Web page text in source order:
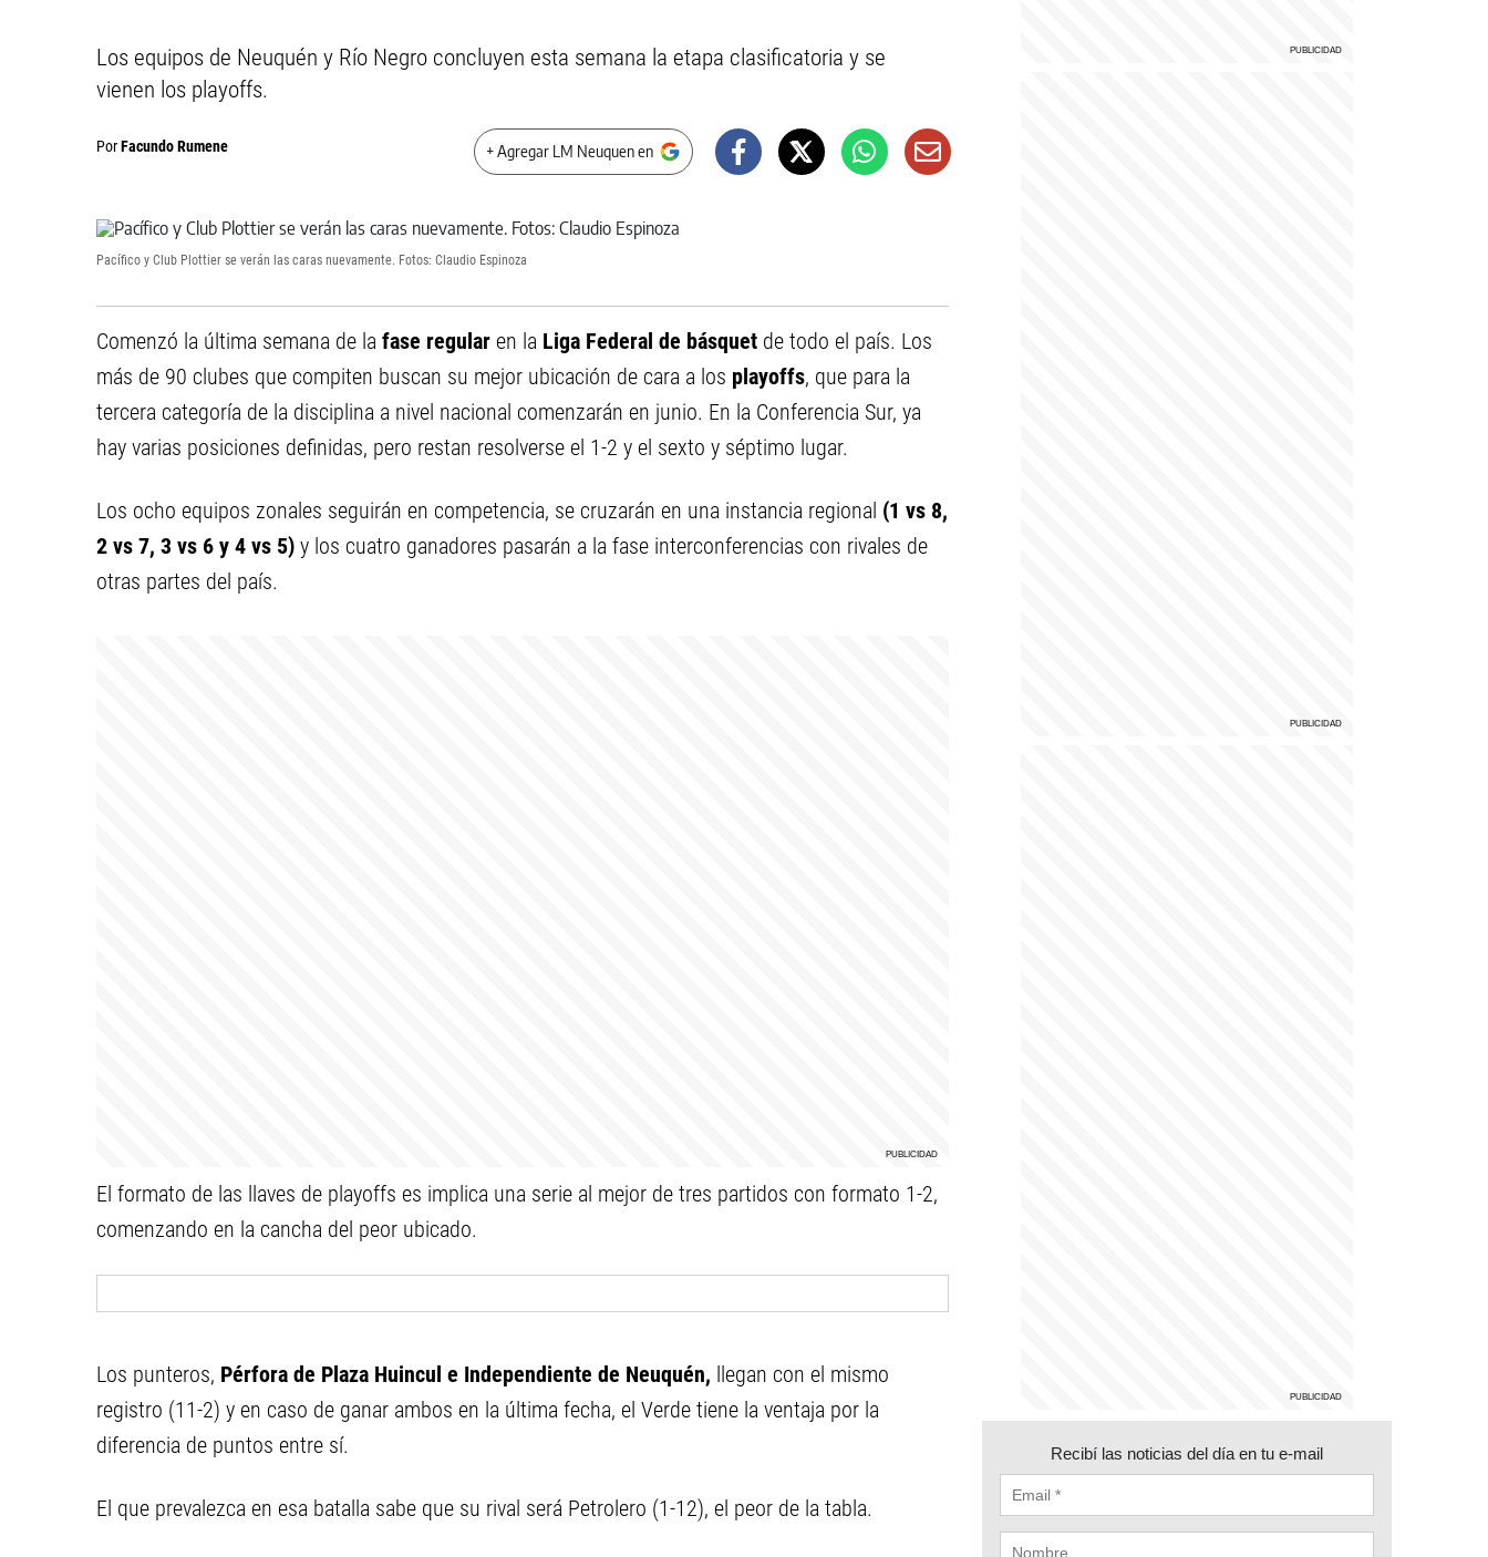
Los equipos de Neuquén y Río Negro concluyen esta semana la etapa clasificatoria y se
vienen los playoffs.
PorFacundo Rumene + Agregar LM Neuquen en
Pacífico y Club Plottier se verán las caras nuevamente. Fotos: Claudio Espinoza
Comenzó la última semana de la fase regular en la Liga Federal de básquet de todo el país. Los
más de 90 clubes que compiten buscan su mejor ubicación de cara a los playoffs, que para la
tercera categoría de la disciplina a nivel nacional comenzarán en junio. En la Conferencia Sur, ya
hay varias posiciones definidas, pero restan resolverse el 1-2 y el sexto y séptimo lugar.
Los ocho equipos zonales seguirán en competencia, se cruzarán en una instancia regional (1 vs 8,
2 vs 7, 3 vs 6 y 4 vs 5) y los cuatro ganadores pasarán a la fase interconferencias con rivales de
otras partes del país.
El formato de las llaves de playoffs es implica una serie al mejor de tres partidos con formato 1-2,
comenzando en la cancha del peor ubicado.
Los punteros, Pérfora de Plaza Huincul e Independiente de Neuquén, llegan con el mismo
registro (11-2) y en caso de ganar ambos en la última fecha, el Verde tiene la ventaja por la
diferencia de puntos entre sí.
El que prevalezca en esa batalla sabe que su rival será Petrolero (1-12), el peor de la tabla.
Recibí las noticias del día en tu e-mail